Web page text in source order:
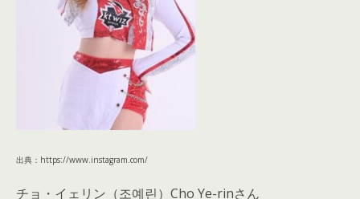
出典：https://www.instagram.com/
チョ・イェリン（조예린）Cho Ye-rinさん